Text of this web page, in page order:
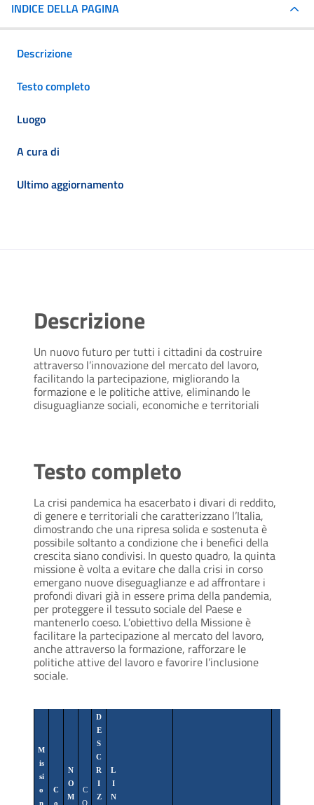
INDICE DELLA PAGINA
Descrizione
Testo completo
Luogo
A cura di
Ultimo aggiornamento
Descrizione
Un nuovo futuro per tutti i cittadini da costruire
attraverso l’innovazione del mercato del lavoro,
facilitando la partecipazione, migliorando la
formazione e le politiche attive, eliminando le
disuguaglianze sociali, economiche e territoriali
Testo completo
La crisi pandemica ha esacerbato i divari di reddito,
di genere e territoriali che caratterizzano l’Italia,
dimostrando che una ripresa solida e sostenuta è
possibile soltanto a condizione che i benefici della
crescita siano condivisi. In questo quadro, la quinta
missione è volta a evitare che dalla crisi in corso
emergano nuove diseguaglianze e ad affrontare i
profondi divari già in essere prima della pandemia,
per proteggere il tessuto sociale del Paese e
mantenerlo coeso. L’obiettivo della Missione è
facilitare la partecipazione al mercato del lavoro,
anche attraverso la formazione, rafforzare le
politiche attive del lavoro e favorire l’inclusione
sociale.
M
is
si
o
n
C
o
N
O
M
C
O
D
E
S
C
R
I
Z
L
I
N